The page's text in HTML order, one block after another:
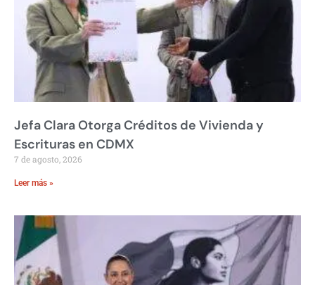
Jefa Clara Otorga Créditos de Vivienda y
Escrituras en CDMX
7 de agosto, 2026
Leer más »